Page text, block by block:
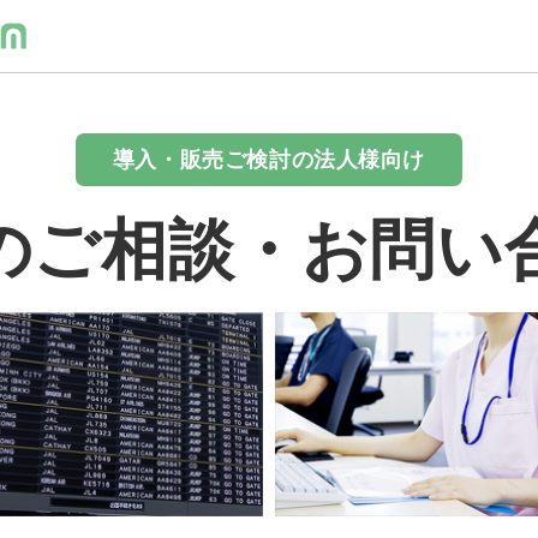
導入・販売ご検討の法人様向け
ご相談・お問い